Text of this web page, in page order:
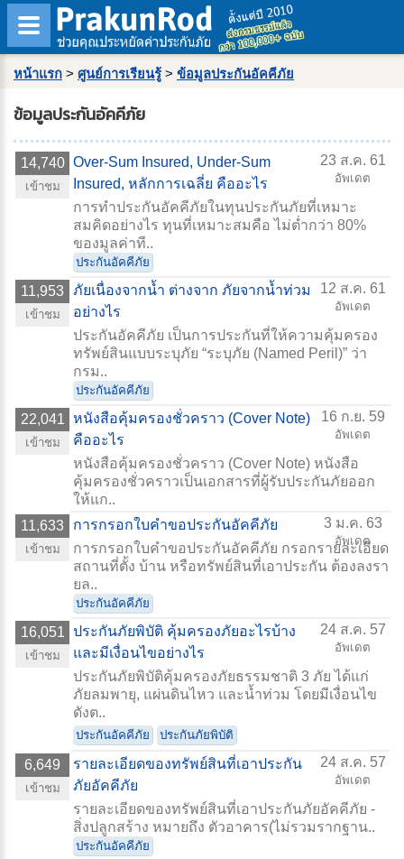
หน้าแรก > ศูนย์การเรียนรู้ > ข้อมูลประกันอัคคีภัย
ข้อมูลประกันอัคคีภัย
14,740
เข้าชม
Over-Sum Insured, Under-Sum
Insured, หลักการเฉลี่ย คืออะไร
23 ส.ค. 61
อัพเดต
การทำประกันอัคคีภัยในทุนประกันภัยที่เหมาะ
สมคิดอย่างไร ทุนที่เหมาะสมคือ ไม่ต่ำกว่า 80%
ของมูลค่าที..
ประกันอัคคีภัย
11,953
เข้าชม
ภัยเนื่องจากน้ำ ต่างจาก ภัยจากน้ำท่วม
อย่างไร
12 ส.ค. 61
อัพเดต
ประกันอัคคีภัย เป็นการประกันที่ให้ความคุ้มครอง
ทรัพย์สินแบบระบุภัย “ระบุภัย (Named Peril)” ว่า
กรม..
ประกันอัคคีภัย
22,041
เข้าชม
หนังสือคุ้มครองชั่วคราว (Cover Note)
คืออะไร
16 ก.ย. 59
อัพเดต
หนังสือคุ้มครองชั่วคราว (Cover Note) หนังสือ
คุ้มครองชั่วคราวเป็นเอกสารที่ผู้รับประกันภัยออก
ให้แก..
11,633
เข้าชม
การกรอกใบคำขอประกันอัคคีภัย 3 ม.ค. 63
อัพเดต
การกรอกใบคำขอประกันอัคคีภัย กรอกรายละเอียด
สถานที่ตั้ง บ้าน หรือทรัพย์สินที่เอาประกัน ต้องลงรา
ยล..
ประกันอัคคีภัย
16,051
เข้าชม
ประกันภัยพิบัติ คุ้มครองภัยอะไรบ้าง
และมีเงื่อนไขอย่างไร
24 ส.ค. 57
อัพเดต
ประกันภัยพิบัติคุ้มครองภัยธรรมชาติ 3 ภัย ได้แก่
ภัยลมพายุ, แผ่นดินไหว และน้ำท่วม โดยมีเงื่อนไข
ดังต..
ประกันอัคคีภัย ประกันภัยพิบัติ
6,649
เข้าชม
รายละเอียดของทรัพย์สินที่เอาประกัน
ภัยอัคคีภัย
24 ส.ค. 57
อัพเดต
รายละเอียดของทรัพย์สินที่เอาประกันภัยอัคคีภัย -
สิ่งปลูกสร้าง หมายถึง ตัวอาคาร(ไม่รวมรากฐาน..
ประกันอัคคีภัย